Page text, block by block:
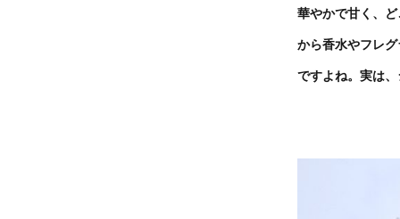
華やかで甘く、
から香水やフレ
ですよね。実は